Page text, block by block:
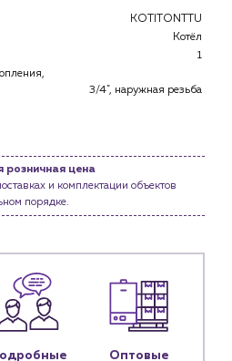
организациям
KOTITONTTU
Котёл
1
3/4", наружная резьба
розничная цена
и комплектации объектов
порядке.
Оптовые